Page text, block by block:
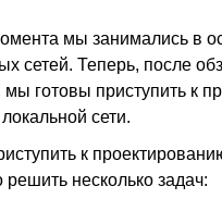
мы занимались в
сетей. Теперь, после
готовы приступить к
сети.
к
решить несколько задач: